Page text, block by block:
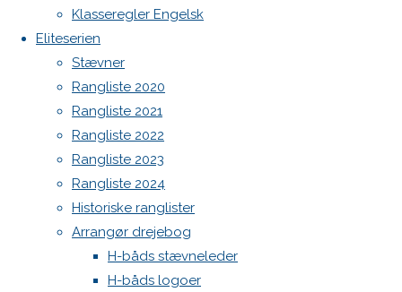
Klasseregler Engelsk
Eliteserien
Stævner
Rangliste 2020
Rangliste 2021
Rangliste 2022
Rangliste 2023
Rangliste 2024
Historiske ranglister
Arrangør drejebog
H-båds stævneleder
H-båds logoer
image
Skriv
et
svar
Din e-
WordPress.org